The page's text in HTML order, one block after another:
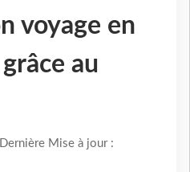
voyage en
au
Mise à jour :